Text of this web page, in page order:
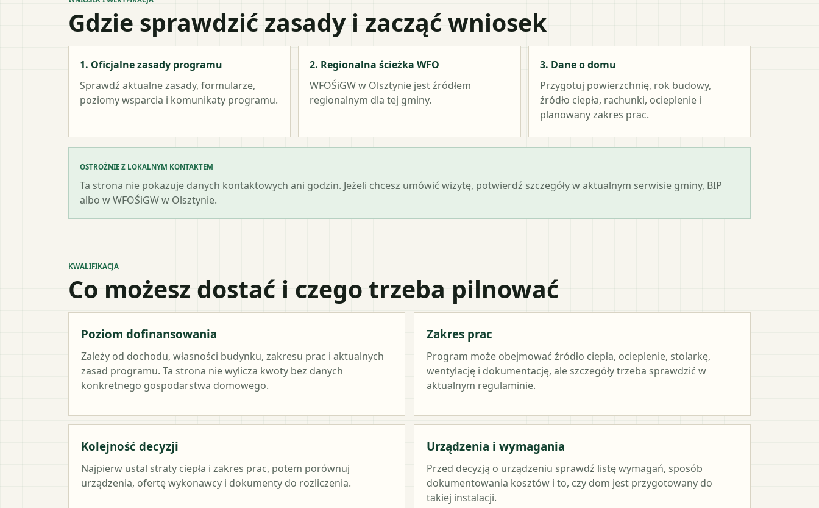
Gdzie sprawdzić zasady i zacząć wniosek
1. Oficjalne zasady programu
Sprawdź aktualne zasady, formularze,
poziomy wsparcia i komunikaty programu.
2. Regionalna ścieżka WFO
WFOŚiGW w Olsztynie jest źródłem
regionalnym dla tej gminy.
3. Dane o domu
Przygotuj powierzchnię, rok budowy,
źródło ciepła, rachunki, ocieplenie i
planowany zakres prac.
OSTROŻNIE Z LOKALNYM KONTAKTEM
Ta strona nie pokazuje danych kontaktowych ani godzin. Jeżeli chcesz umówić wizytę, potwierdź szczegóły w aktualnym serwisie gminy, BIP
albo w WFOŚiGW w Olsztynie.
KWALIFIKACJA
Co możesz dostać i czego trzeba pilnować
Poziom dofinansowania
Zależy od dochodu, własności budynku, zakresu prac i aktualnych
zasad programu. Ta strona nie wylicza kwoty bez danych
konkretnego gospodarstwa domowego.
Zakres prac
Program może obejmować źródło ciepła, ocieplenie, stolarkę,
wentylację i dokumentację, ale szczegóły trzeba sprawdzić w
aktualnym regulaminie.
Kolejność decyzji
Najpierw ustal straty ciepła i zakres prac, potem porównuj
urządzenia, ofertę wykonawcy i dokumenty do rozliczenia.
Urządzenia i wymagania
Przed decyzją o urządzeniu sprawdź listę wymagań, sposób
dokumentowania kosztów i to, czy dom jest przygotowany do
takiej instalacji.